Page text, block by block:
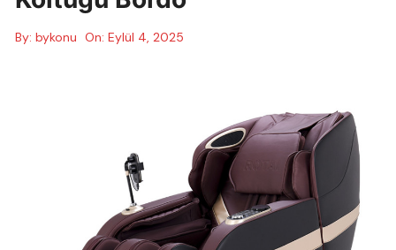
By: bykonu On:Eylül 4, 2025